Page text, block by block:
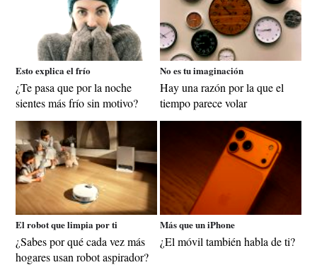
Esto explica el frío
¿Te pasa que por la noche
sientes más frío sin motivo?
No es tu imaginación
Hay una razón por la que el
tiempo parece volar
El robot que limpia por ti
¿Sabes por qué cada vez más
hogares usan robot aspirador?
Más que un iPhone
¿El móvil también habla de ti?